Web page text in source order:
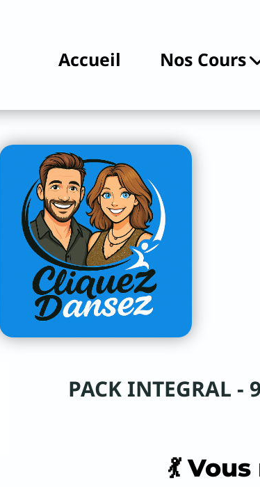
Accueil Nos Cours
PACK INTEGRAL
💃